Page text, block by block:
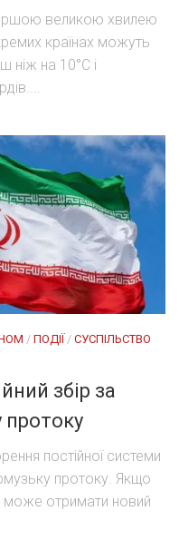
великою хвилею
країнах можуть
ніж на 10°C і
/ ПОДІЇ / СУСПІЛЬСТВО
збір за
протоку
постійної системи
протоку. Якщо
може отримати новий